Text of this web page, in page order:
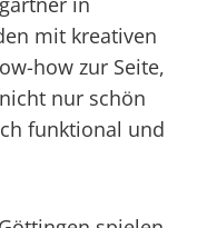
mit kreativen
how zur Seite,
nur schön
funktional und